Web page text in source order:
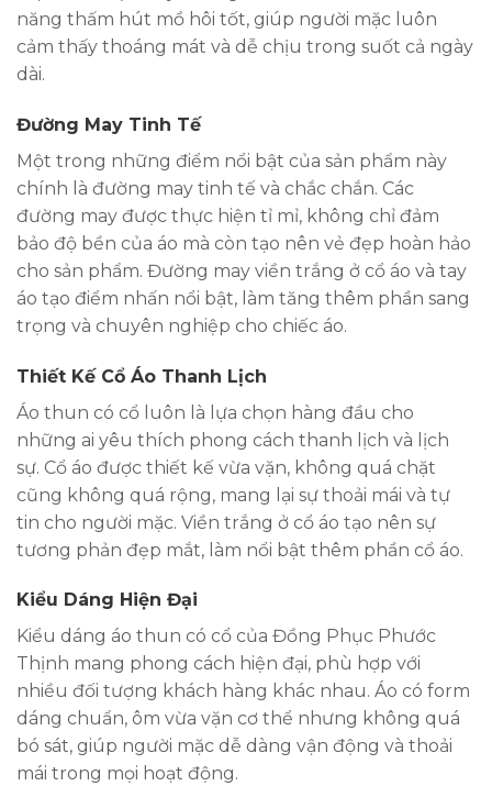
năng thấm hút mồ hôi tốt, giúp người mặc luôn
cảm thấy thoáng mát và dễ chịu trong suốt cả ngày
dài.
Đường May Tinh Tế
Một trong những điểm nổi bật của sản phẩm này
chính là đường may tinh tế và chắc chắn. Các
đường may được thực hiện tỉ mỉ, không chỉ đảm
bảo độ bền của áo mà còn tạo nên vẻ đẹp hoàn hảo
cho sản phẩm. Đường may viền trắng ở cổ áo và tay
áo tạo điểm nhấn nổi bật, làm tăng thêm phần sang
trọng và chuyên nghiệp cho chiếc áo.
Thiết Kế Cổ Áo Thanh Lịch
Áo thun có cổ luôn là lựa chọn hàng đầu cho
những ai yêu thích phong cách thanh lịch và lịch
sự. Cổ áo được thiết kế vừa vặn, không quá chặt
cũng không quá rộng, mang lại sự thoải mái và tự
tin cho người mặc. Viền trắng ở cổ áo tạo nên sự
tương phản đẹp mắt, làm nổi bật thêm phần cổ áo.
Kiểu Dáng Hiện Đại
Kiểu dáng áo thun có cổ của Đồng Phục Phước
Thịnh mang phong cách hiện đại, phù hợp với
nhiều đối tượng khách hàng khác nhau. Áo có form
dáng chuẩn, ôm vừa vặn cơ thể nhưng không quá
bó sát, giúp người mặc dễ dàng vận động và thoải
mái trong mọi hoạt động.